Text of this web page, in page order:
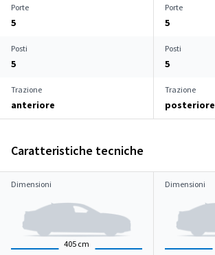
Porte
5
Porte
5
Posti
5
Posti
5
Trazione
anteriore
Trazione
posteriore
Caratteristiche tecniche
Dimensioni
405 cm
Dimensioni